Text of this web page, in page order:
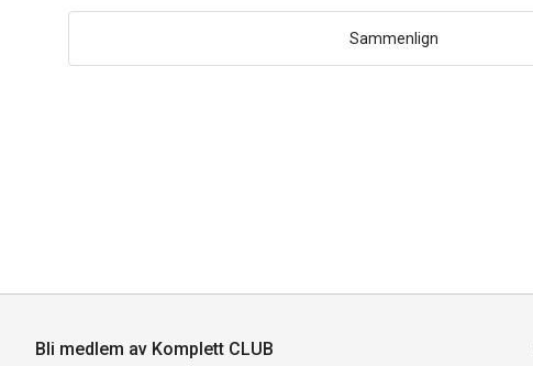
Sammenlign
Bli medlem av Komplett CLUB